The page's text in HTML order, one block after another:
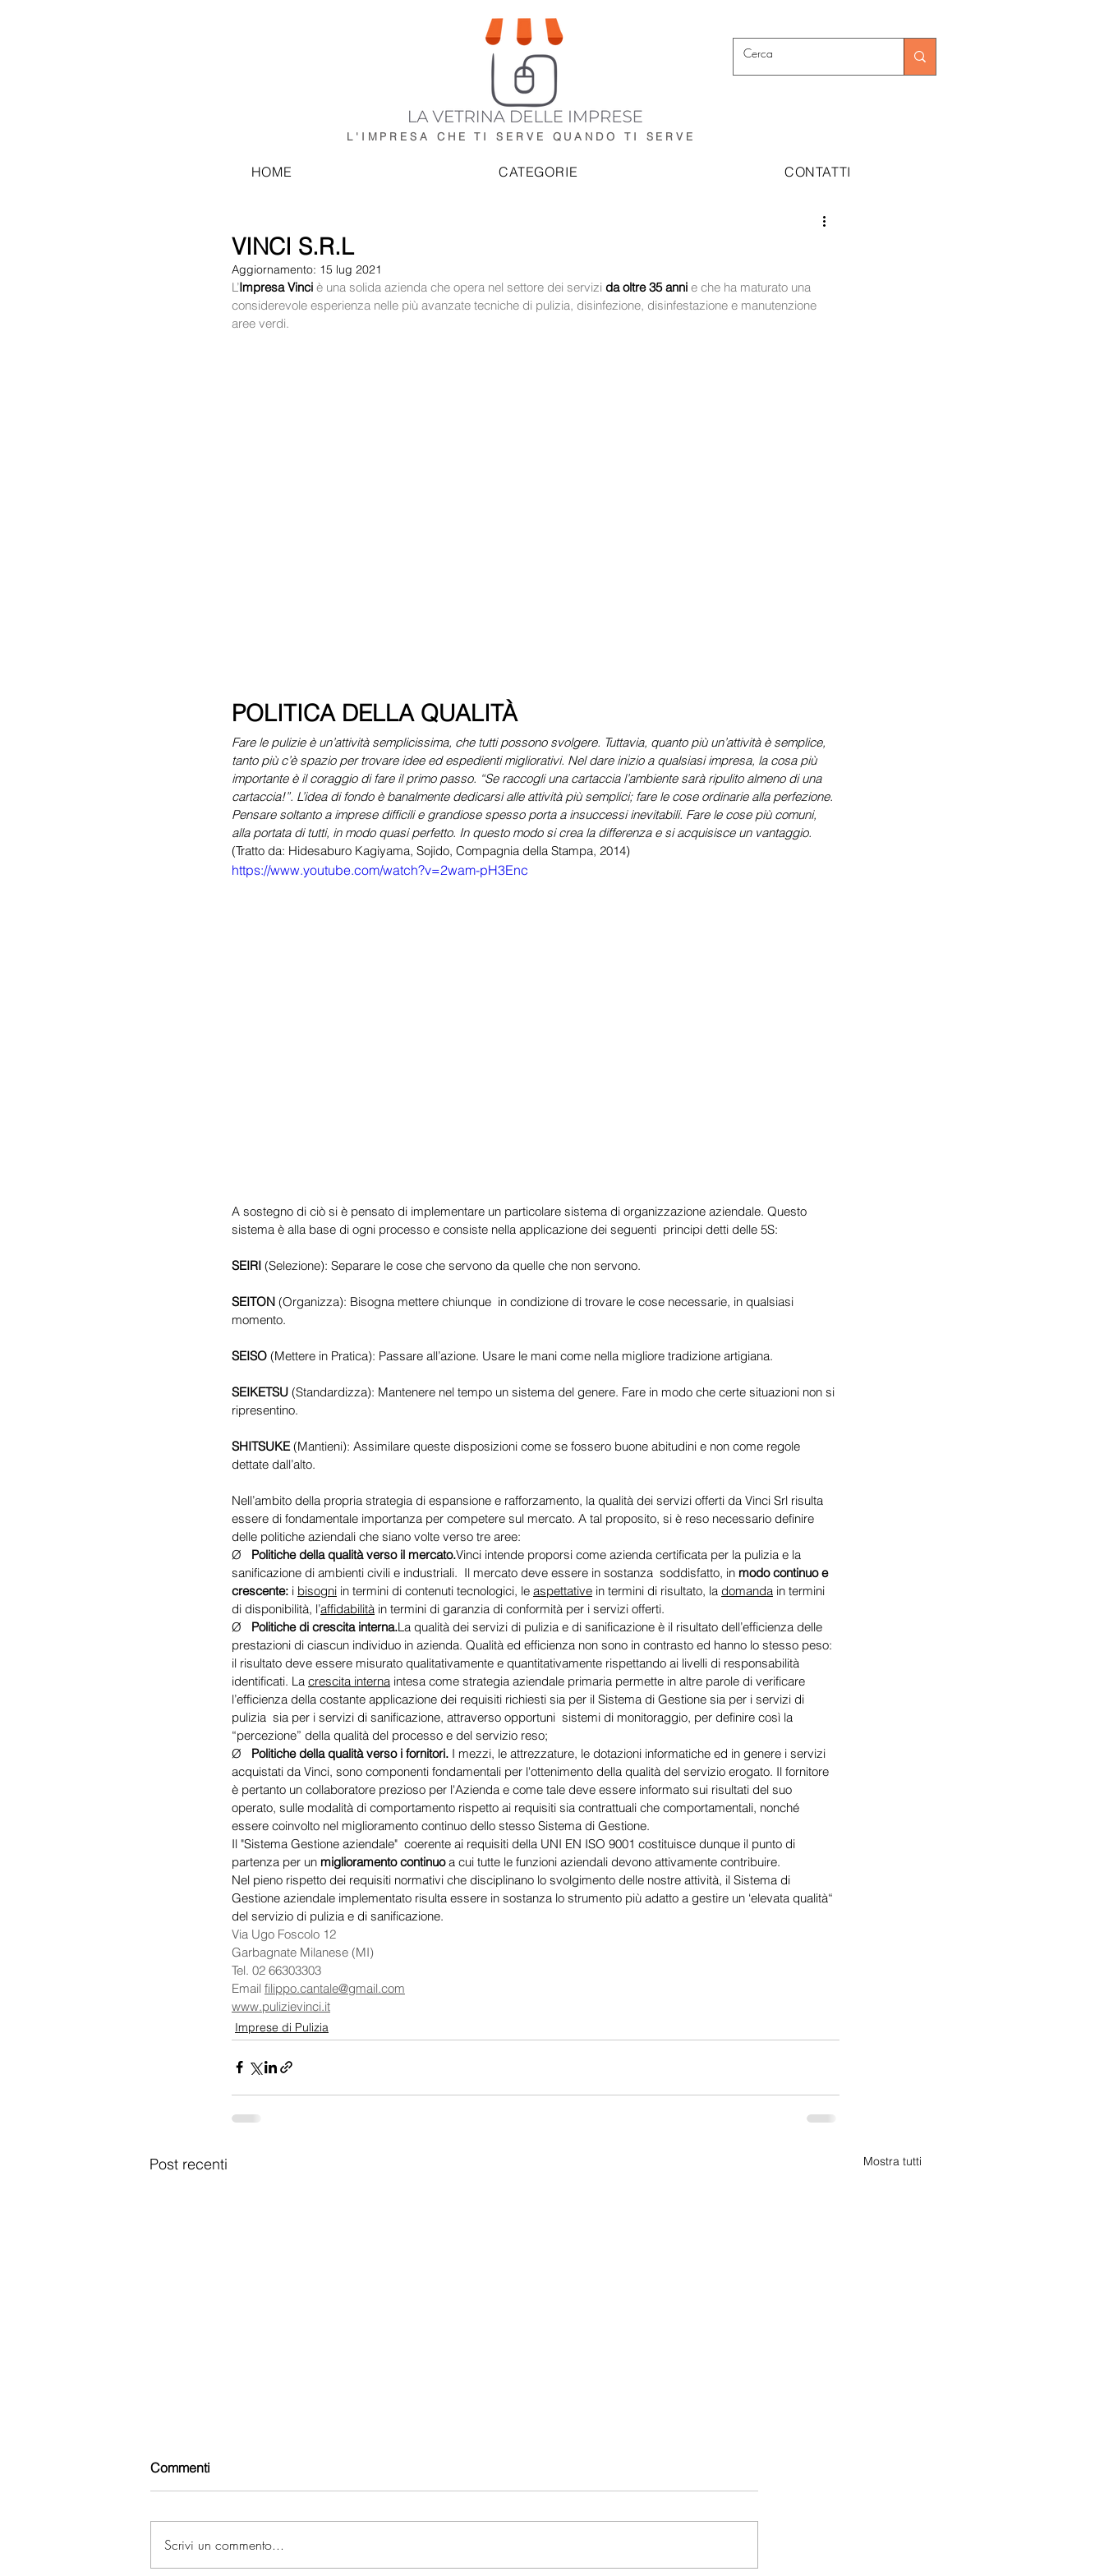
L'IMPRESA CHE TI SERVE QUANDO TI SERVE
HOME CATEGORIE CONTATTI
VINCI S.R.L
Aggiornamento: 15 lug 2021
L’Impresa Vinci è una solida azienda che opera nel settore dei servizi da oltre 35 anni e che ha maturato una
considerevole esperienza nelle più avanzate tecniche di pulizia, disinfezione, disinfestazione e manutenzione
aree verdi.
POLITICA DELLA QUALITÀ
Fare le pulizie è un’attività semplicissima, che tutti possono svolgere. Tuttavia, quanto più un’attività è semplice,
tanto più c’è spazio per trovare idee ed espedienti migliorativi. Nel dare inizio a qualsiasi impresa, la cosa più
importante è il coraggio di fare il primo passo. “Se raccogli una cartaccia l’ambiente sarà ripulito almeno di una
cartaccia!”. L’idea di fondo è banalmente dedicarsi alle attività più semplici; fare le cose ordinarie alla perfezione.
Pensare soltanto a imprese difficili e grandiose spesso porta a insuccessi inevitabili. Fare le cose più comuni,
alla portata di tutti, in modo quasi perfetto. In questo modo si crea la differenza e si acquisisce un vantaggio.
(Tratto da: Hidesaburo Kagiyama, Sojido, Compagnia della Stampa, 2014)
https://www.youtube.com/watch?v=2wam-pH3Enc
A sostegno di ciò si è pensato di implementare un particolare sistema di organizzazione aziendale. Questo
sistema è alla base di ogni processo e consiste nella applicazione dei seguenti  principi detti delle 5S:
SEIRI (Selezione): Separare le cose che servono da quelle che non servono.
SEITON (Organizza): Bisogna mettere chiunque  in condizione di trovare le cose necessarie, in qualsiasi
momento.
SEISO (Mettere in Pratica): Passare all’azione. Usare le mani come nella migliore tradizione artigiana.
SEIKETSU (Standardizza): Mantenere nel tempo un sistema del genere. Fare in modo che certe situazioni non si
ripresentino.
SHITSUKE (Mantieni): Assimilare queste disposizioni come se fossero buone abitudini e non come regole
dettate dall’alto.
Nell’ambito della propria strategia di espansione e rafforzamento, la qualità dei servizi offerti da Vinci Srl risulta
essere di fondamentale importanza per competere sul mercato. A tal proposito, si è reso necessario definire
delle politiche aziendali che siano volte verso tre aree:
Ø Politiche della qualità verso il mercato.Vinci intende proporsi come azienda certificata per la pulizia e la
sanificazione di ambienti civili e industriali.  Il mercato deve essere in sostanza  soddisfatto, in modo continuo e
crescente: i bisogni in termini di contenuti tecnologici, le aspettative in termini di risultato, la domanda in termini
di disponibilità, l’affidabilità in termini di garanzia di conformità per i servizi offerti.
Ø Politiche di crescita interna.La qualità dei servizi di pulizia e di sanificazione è il risultato dell’efficienza delle
prestazioni di ciascun individuo in azienda. Qualità ed efficienza non sono in contrasto ed hanno lo stesso peso:
il risultato deve essere misurato qualitativamente e quantitativamente rispettando ai livelli di responsabilità
identificati. La crescita interna intesa come strategia aziendale primaria permette in altre parole di verificare
l’efficienza della costante applicazione dei requisiti richiesti sia per il Sistema di Gestione sia per i servizi di
pulizia  sia per i servizi di sanificazione, attraverso opportuni  sistemi di monitoraggio, per definire così la
“percezione” della qualità del processo e del servizio reso;
Ø Politiche della qualità verso i fornitori. I mezzi, le attrezzature, le dotazioni informatiche ed in genere i servizi
acquistati da Vinci, sono componenti fondamentali per l'ottenimento della qualità del servizio erogato. Il fornitore
è pertanto un collaboratore prezioso per l'Azienda e come tale deve essere informato sui risultati del suo
operato, sulle modalità di comportamento rispetto ai requisiti sia contrattuali che comportamentali, nonché
essere coinvolto nel miglioramento continuo dello stesso Sistema di Gestione.
Il "Sistema Gestione aziendale"  coerente ai requisiti della UNI EN ISO 9001 costituisce dunque il punto di
partenza per un miglioramento continuo a cui tutte le funzioni aziendali devono attivamente contribuire.
Nel pieno rispetto dei requisiti normativi che disciplinano lo svolgimento delle nostre attività, il Sistema di
Gestione aziendale implementato risulta essere in sostanza lo strumento più adatto a gestire un ‘elevata qualità“
del servizio di pulizia e di sanificazione.
Via Ugo Foscolo 12
Garbagnate Milanese (MI)
Tel. 02 66303303
Email filippo.cantale@gmail.com
www.pulizievinci.it
Imprese di Pulizia
Post recenti Mostra tutti
ZAYED AHMED
Commenti
Scrivi un commento...